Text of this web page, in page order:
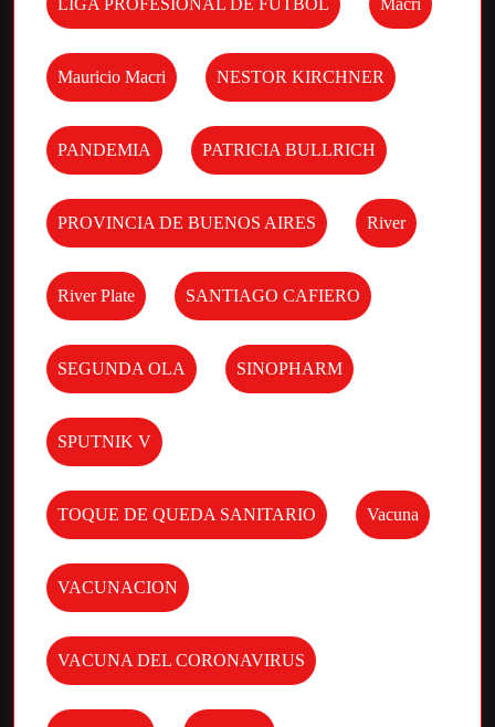
LIGA PROFESIONAL DE FUTBOL Macri
Mauricio Macri NESTOR KIRCHNER
PANDEMIA PATRICIA BULLRICH
PROVINCIA DE BUENOS AIRES River
River Plate SANTIAGO CAFIERO
SEGUNDA OLA SINOPHARM
SPUTNIK V
TOQUE DE QUEDA SANITARIO Vacuna
VACUNACION
VACUNA DEL CORONAVIRUS